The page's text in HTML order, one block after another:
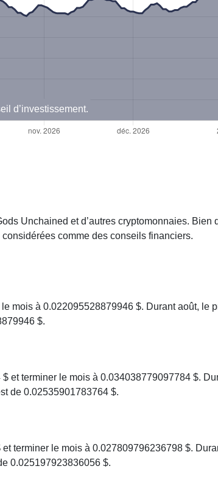
d’investissement.
Unchained et d’autres cryptomonnaies. Bien
comme des conseils financiers.
mois à 0.022095528879946 $. Durant août, le
$.
et terminer le mois à 0.034038779097784 $.
de 0.02535901783764 $.
terminer le mois à 0.027809796236798 $.
0.025197923836056 $.